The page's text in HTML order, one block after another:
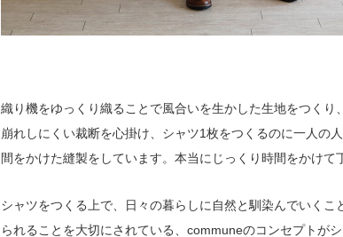
織り機をゆっくり織ることで風合いを生かした生地をつくり
崩れしにくい裁断を心掛け、シャツ1枚をつくるのに一人の
間をかけた縫製をしています。本当にじっくり時間をかけて
シャツをつくる上で、日々の暮らしに自然と馴染んでいくこ
られることを大切にされている、communeのコンセプトが